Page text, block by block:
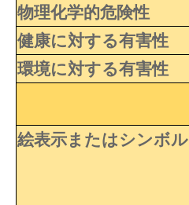
物理化学的危険性
健康に対する有害性
環境に対する有害性
絵表示またはシンボル